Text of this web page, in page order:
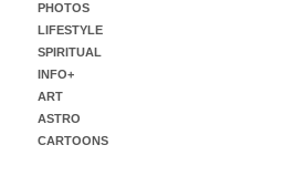
PHOTOS
LIFESTYLE
SPIRITUAL
INFO+
ART
ASTRO
CARTOONS